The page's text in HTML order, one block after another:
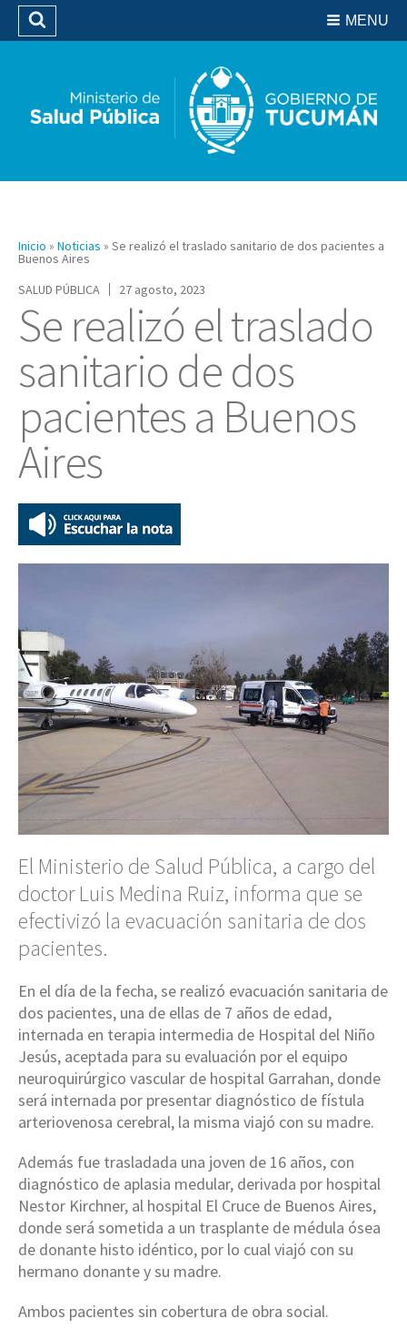
Biblioteca
MENU
Buscar
Inicio » Noticias » Se realizó el traslado sanitario de dos pacientes a
Buenos Aires
SALUD PÚBLICA
27 agosto, 2023
Se realizó el traslado
sanitario de dos
pacientes a Buenos
Aires
El Ministerio de Salud Pública, a cargo del
doctor Luis Medina Ruiz, informa que se
efectivizó la evacuación sanitaria de dos
pacientes.
En el día de la fecha, se realizó evacuación sanitaria de
dos pacientes, una de ellas de 7 años de edad,
internada en terapia intermedia de Hospital del Niño
Jesús, aceptada para su evaluación por el equipo
neuroquirúrgico vascular de hospital Garrahan, donde
será internada por presentar diagnóstico de fístula
arteriovenosa cerebral, la misma viajó con su madre.
Además fue trasladada una joven de 16 años, con
diagnóstico de aplasia medular, derivada por hospital
Nestor Kirchner, al hospital El Cruce de Buenos Aires,
donde será sometida a un trasplante de médula ósea
de donante histo idéntico, por lo cual viajó con su
hermano donante y su madre.
Ambos pacientes sin cobertura de obra social.